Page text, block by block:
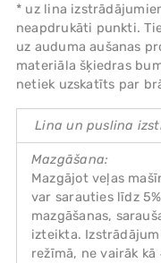
* uz lina
neapdrukāti punkti.
uz auduma aušanas
materiāla šķiedras
netiek uzskatīts par
Lina un puslina
Mazgāšana:
Mazgājot veļas
var sarauties līdz
mazgāšanas,
izteikta.
režīmā, ne vairāk